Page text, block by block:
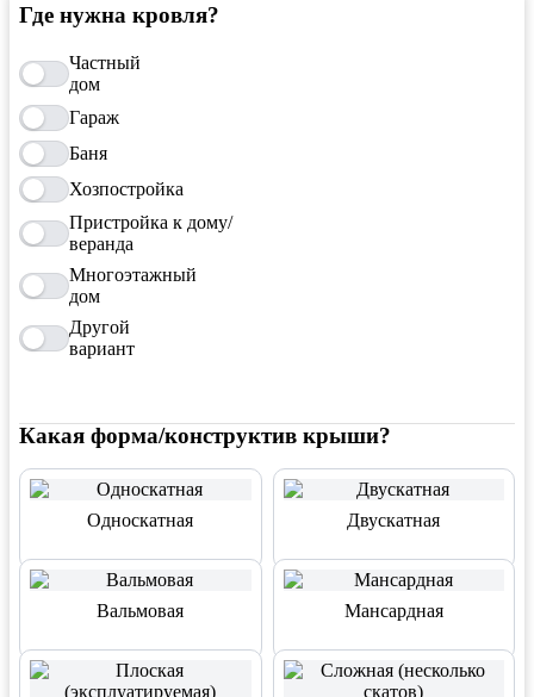
Где нужна кровля?
Частный
дом
Гараж
Баня
Хозпостройка
Пристройка к дому/
веранда
Многоэтажный
дом
Другой
вариант
Какая форма/конструктив крыши?
Односкатная Двускатная
Вальмовая Мансардная